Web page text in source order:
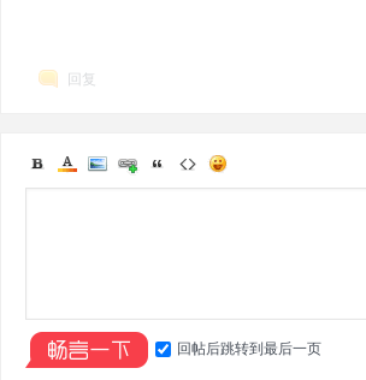
回复
回帖后跳转到最后一页